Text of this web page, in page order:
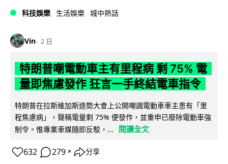
科技娛樂 生活娛樂 城中熱話
Vin 2 日
特朗普嘲電動車主有里程病 剩 75% 電
量即焦慮發作 狂言一手終結電車指令
特朗普在拉斯維加斯造勢大會上公開嘲諷電動車車主患有「里
程焦慮病」，聲稱電量剩 75% 便發作，並重申已廢除電動車強
制令。惟專業車媒隨即反駁，...
閱讀全文
632 279 ↗ 分享